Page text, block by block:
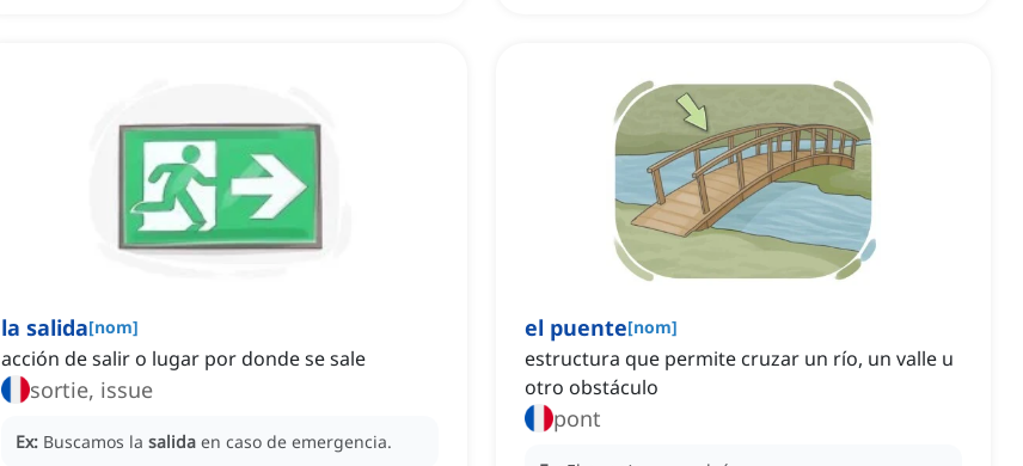
la salida[nom]
acción de salir o lugar por donde se sale
sortie, issue
Ex: Buscamos la salida en caso de emergencia.
el puente[nom]
estructura que permite cruzar un río, un valle u
otro obstáculo
pont